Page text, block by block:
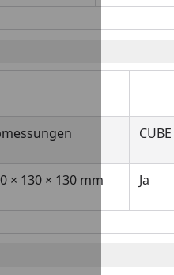
CUBE
× 130 × 130 mm Ja